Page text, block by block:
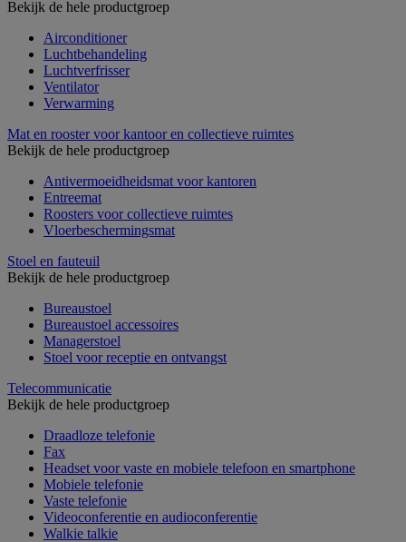
Bekijk de hele productgroep
Airconditioner
Luchtbehandeling
Luchtverfrisser
Ventilator
Verwarming
Mat en rooster voor kantoor en collectieve ruimtes
Bekijk de hele productgroep
Antivermoeidheidsmat voor kantoren
Entreemat
Roosters voor collectieve ruimtes
Vloerbeschermingsmat
Stoel en fauteuil
Bekijk de hele productgroep
Bureaustoel
Bureaustoel accessoires
Managerstoel
Stoel voor receptie en ontvangst
Telecommunicatie
Bekijk de hele productgroep
Draadloze telefonie
Fax
Headset voor vaste en mobiele telefoon en smartphone
Mobiele telefonie
Vaste telefonie
Videoconferentie en audioconferentie
Walkie talkie